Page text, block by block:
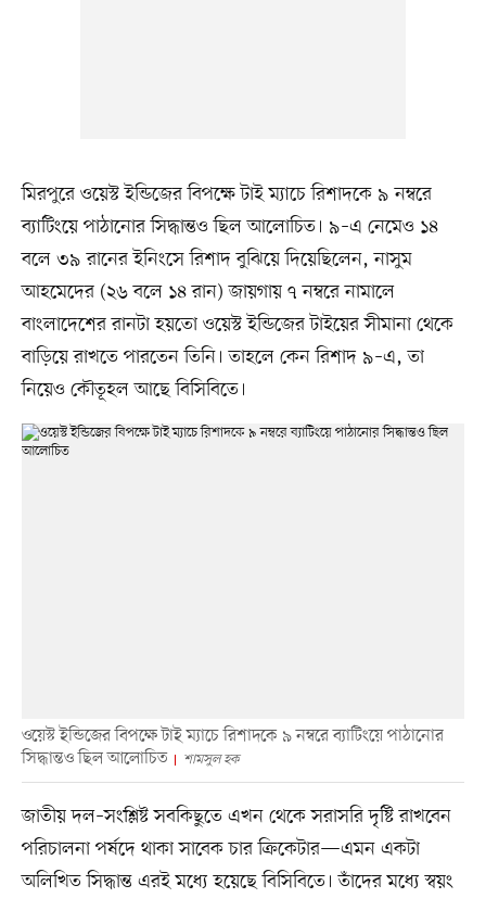
মিরপুরে ওয়েস্ট ইন্ডিজের বিপক্ষে টাই ম্যাচে রিশাদকে ৯ নম্বরে
ব্যাটিংয়ে পাঠানোর সিদ্ধান্তও ছিল আলোচিত। ৯–এ নেমেও ১৪
বলে ৩৯ রানের ইনিংসে রিশাদ বুঝিয়ে দিয়েছিলেন, নাসুম
আহমেদের (২৬ বলে ১৪ রান) জায়গায় ৭ নম্বরে নামালে
বাংলাদেশের রানটা হয়তো ওয়েস্ট ইন্ডিজের টাইয়ের সীমানা থেকে
বাড়িয়ে রাখতে পারতেন তিনি। তাহলে কেন রিশাদ ৯–এ, তা
নিয়েও কৌতূহল আছে বিসিবিতে।
ওয়েস্ট ইন্ডিজের বিপক্ষে টাই ম্যাচে রিশাদকে ৯ নম্বরে ব্যাটিংয়ে পাঠানোর
সিদ্ধান্তও ছিল আলোচিত
শামসুল হক
জাতীয় দল–সংশ্লিষ্ট সবকিছুতে এখন থেকে সরাসরি দৃষ্টি রাখবেন
পরিচালনা পর্ষদে থাকা সাবেক চার ক্রিকেটার—এমন একটা
অলিখিত সিদ্ধান্ত এরই মধ্যে হয়েছে বিসিবিতে। তাঁদের মধ্যে স্বয়ং